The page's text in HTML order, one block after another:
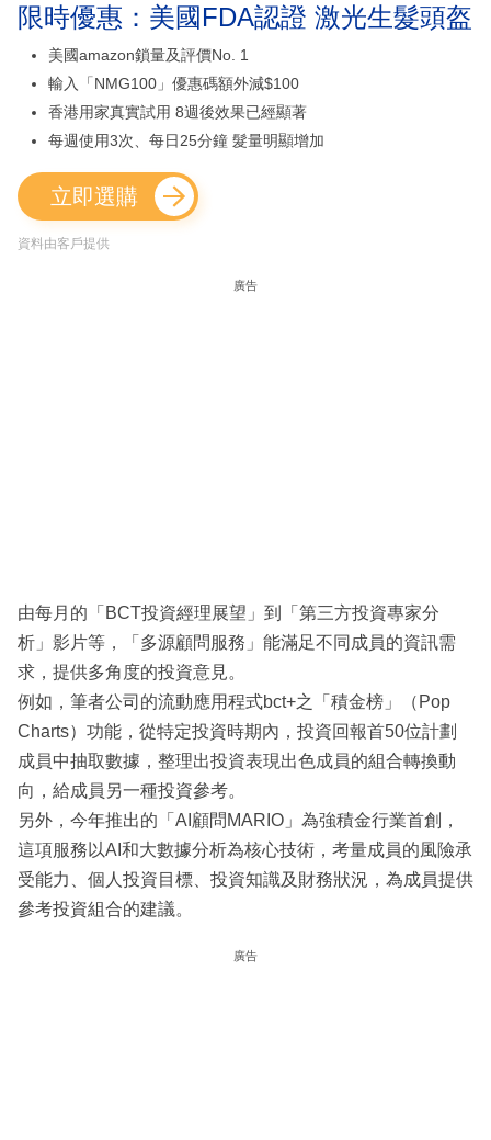
限時優惠：美國FDA認證 激光生髮頭盔
美國amazon鎖量及評價No. 1
輸入「NMG100」優惠碼額外減$100
香港用家真實試用 8週後效果已經顯著
每週使用3次、每日25分鐘 髮量明顯增加
立即選購
資料由客戶提供
廣告
由每月的「BCT投資經理展望」到「第三方投資專家分
析」影片等，「多源顧問服務」能滿足不同成員的資訊需
求，提供多角度的投資意見。
例如，筆者公司的流動應用程式bct+之「積金榜」（Pop
Charts）功能，從特定投資時期內，投資回報首50位計劃
成員中抽取數據，整理出投資表現出色成員的組合轉換動
向，給成員另一種投資參考。
另外，今年推出的「AI顧問MARIO」為強積金行業首創，
這項服務以AI和大數據分析為核心技術，考量成員的風險承
受能力、個人投資目標、投資知識及財務狀況，為成員提供
參考投資組合的建議。
廣告